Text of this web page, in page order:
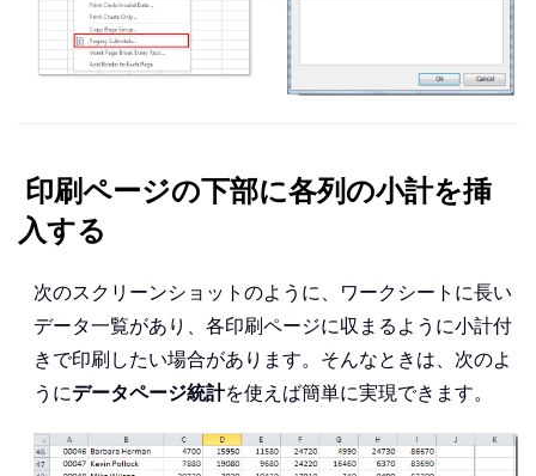
印刷ページの下部に各列の小計を挿
入する
次のスクリーンショットのように、ワークシートに長い
データ一覧があり、各印刷ページに収まるように小計付
きで印刷したい場合があります。そんなときは、次のよ
うにデータページ統計を使えば簡単に実現できます。